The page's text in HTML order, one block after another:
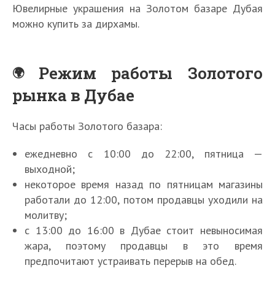
Ювелирные украшения на Золотом базаре Дубая
можно купить за дирхамы.
Режим работы Золотого
рынка в Дубае
Часы работы Золотого базара:
ежедневно с 10:00 до 22:00, пятница —
выходной;
некоторое время назад по пятницам магазины
работали до 12:00, потом продавцы уходили на
молитву;
с 13:00 до 16:00 в Дубае стоит невыносимая
жара, поэтому продавцы в это время
предпочитают устраивать перерыв на обед.